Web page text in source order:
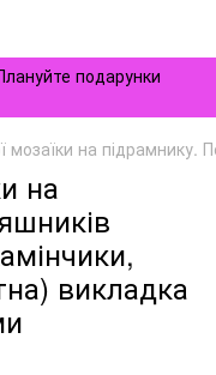
подарунки
мозаїки на
на
викладка